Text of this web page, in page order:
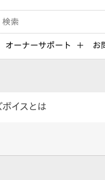
検索キーワード入力
オーナーサポート お
イスとは